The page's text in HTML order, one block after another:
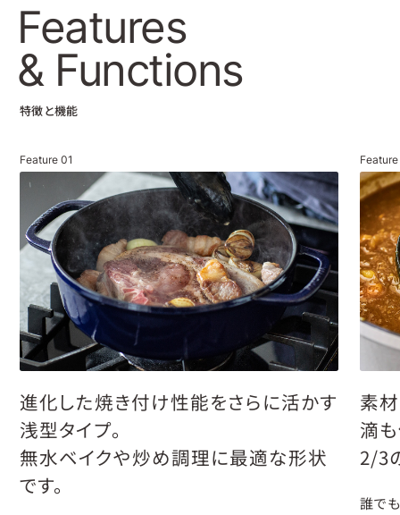
Features
& Functions
特徴と機能
Feature 01
進化した焼き付け性能をさらに活かす
浅型タイプ。
無水ベイクや炒め調理に最適な形状
です。
素
滴
2/3
誰で